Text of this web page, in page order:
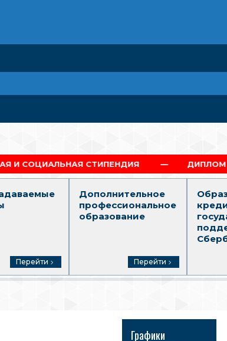
СТИПЕНДИЯ ДИПЛОМ Г.МОСКВА
Перейти
Дополнительное
профессиональное
образование
Перейти
Графики